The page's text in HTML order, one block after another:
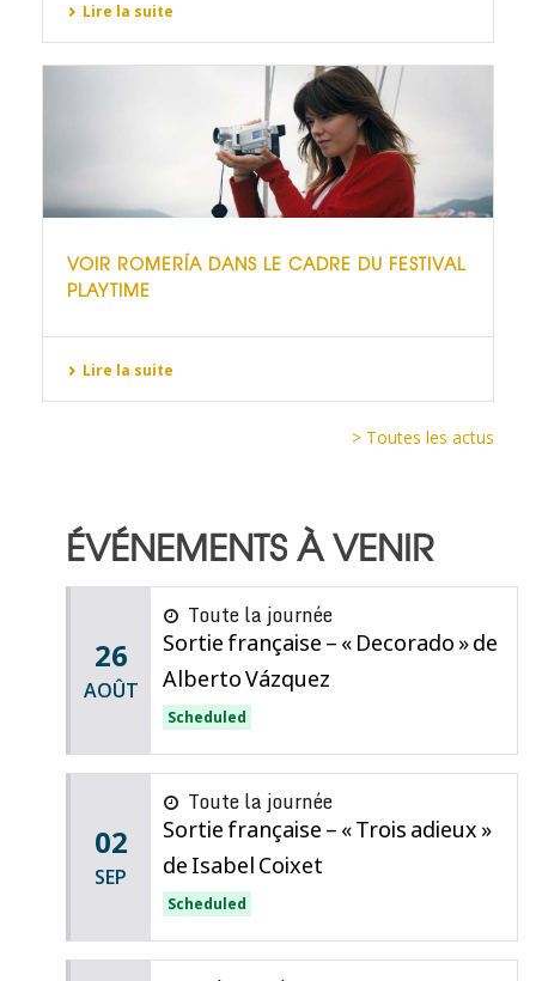
Lire la suite
VOIR ROMERÍA DANS LE CADRE DU FESTIVAL
PLAYTIME
Lire la suite
> Toutes les actus
ÉVÉNEMENTS À VENIR
26
AOÛT
Toute la journée
Sortie française – « Decorado » de
Alberto Vázquez
Scheduled
02
SEP
Toute la journée
Sortie française – « Trois adieux »
de Isabel Coixet
Scheduled